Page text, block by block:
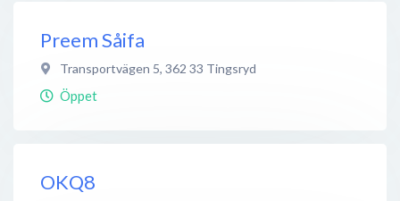
Preem Såifa
Transportvägen 5, 362 33 Tingsryd
Öppet
OKQ8